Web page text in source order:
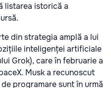
listarea istorică a
din strategia amplă a lui
inteligenței artificiale
Grok), care în februarie a
Musk a recunoscut
programare sunt în urmă